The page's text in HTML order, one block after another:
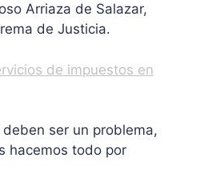
Arriaza de Salazar,
de Justicia.
de impuestos en
ser un problema,
hacemos todo por